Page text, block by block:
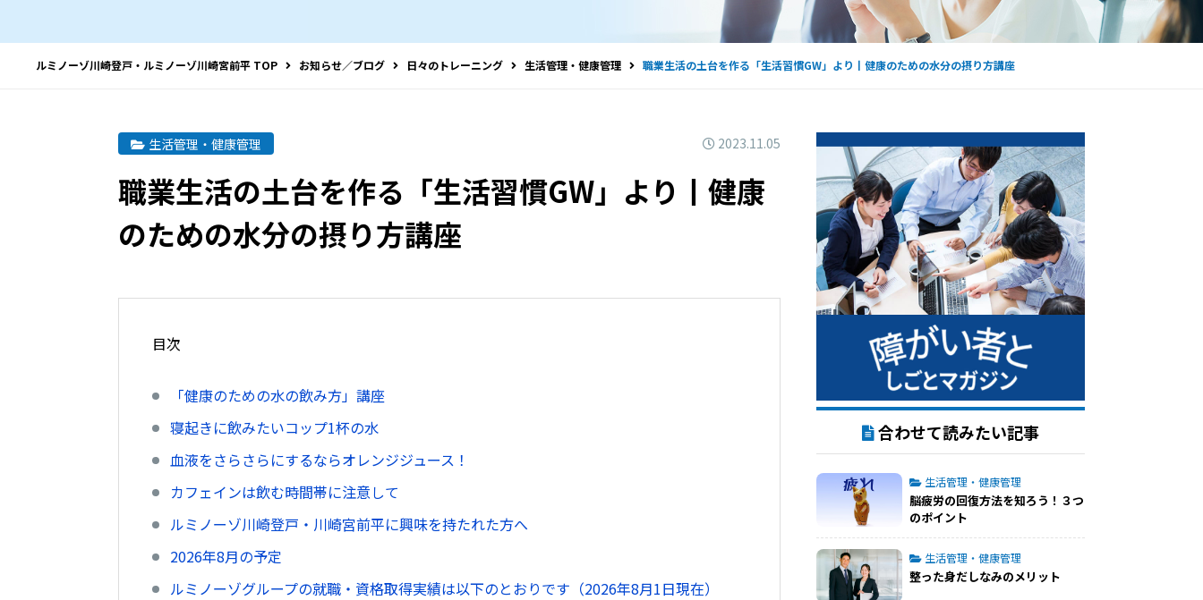
ルミノーゾ川崎登戸・ルミノーゾ川崎宮前平 TOP お知らせ／ブログ 日々のトレーニング 生活管理・健康管理 職業生活の土台を作る「生活習慣GW」より丨健康のための水分の摂り方講座
生活管理・健康管理 2023.11.05
職業生活の土台を作る「生活習慣GW」より丨健康
のための水分の摂り方講座
目次
「健康のための水の飲み方」講座
寝起きに飲みたいコップ1杯の水
血液をさらさらにするならオレンジジュース！
カフェインは飲む時間帯に注意して
ルミノーゾ川崎登戸・川崎宮前平に興味を持たれた方へ
2026年8月の予定
ルミノーゾグループの就職・資格取得実績は以下のとおりです（2026年8月1日現在）
合わせて読みたい記事
生活管理・健康管理
脳疲労の回復方法を知ろう！３つ
のポイント
生活管理・健康管理
整った身だしなみのメリット